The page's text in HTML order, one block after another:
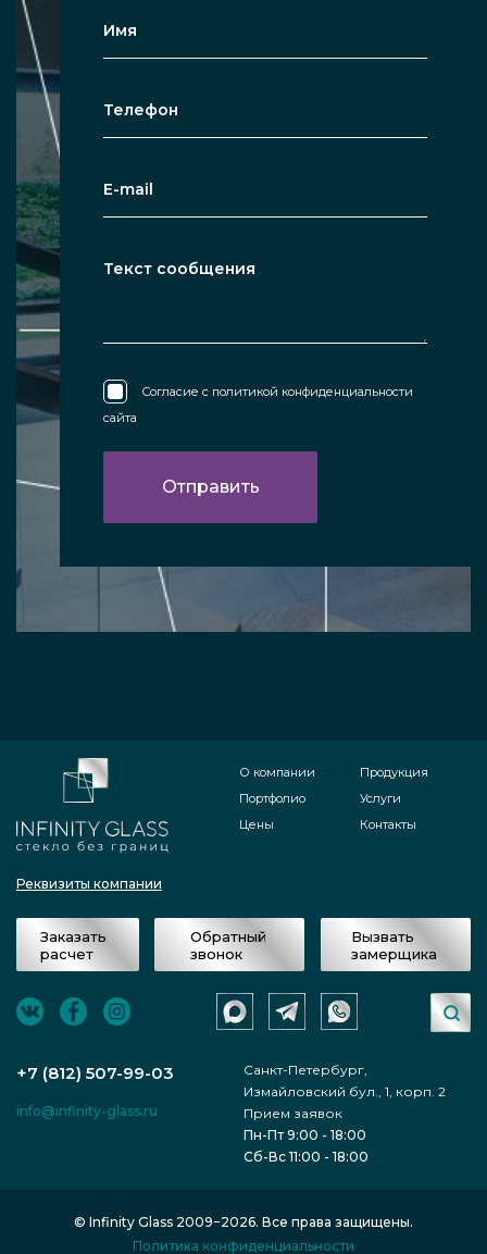
Согласие с политикой конфиденциальности
сайта
Реквизиты компании
О компании
Портфолио
Цены
Продукция
Услуги
Контакты
Заказать
расчет
Обратный
звонок
Вызвать
замерщика
+7 (812) 507-99-03
Санкт-Петербург,
Измайловский бул., 1, корп. 2
info@infinity-glass.ru
Прием заявок
Пн-Пт 9:00 - 18:00
Сб-Вс 11:00 - 18:00
© Infinity Glass 2009−2026. Все права защищены.
Политика конфиденциальности